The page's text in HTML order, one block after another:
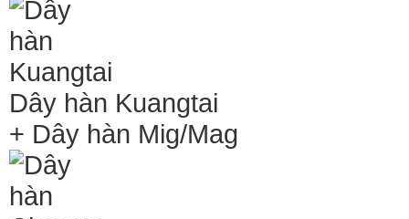
Dây hàn Kuangtai
+ Dây hàn Mig/Mag